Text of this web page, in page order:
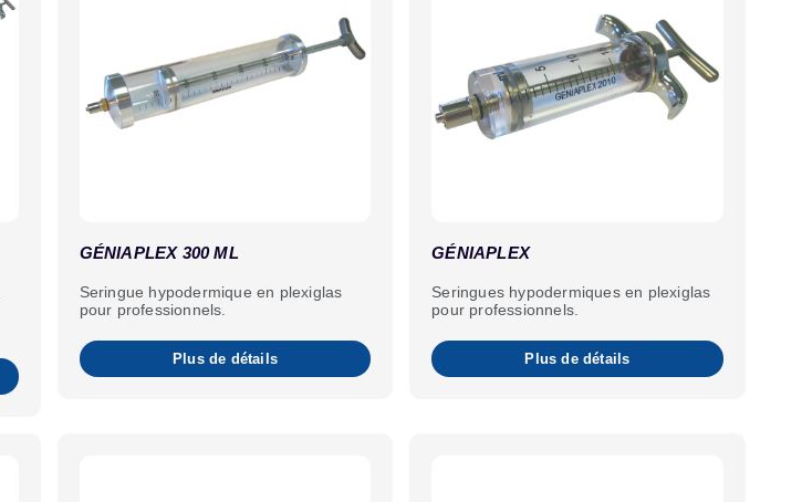
GÉNIAPLEX 300 ML
Seringue hypodermique en plexiglas
pour professionnels.
Plus de détails
GÉNIAPLEX
Seringues hypodermiques en plexiglas
pour professionnels.
Plus de détails